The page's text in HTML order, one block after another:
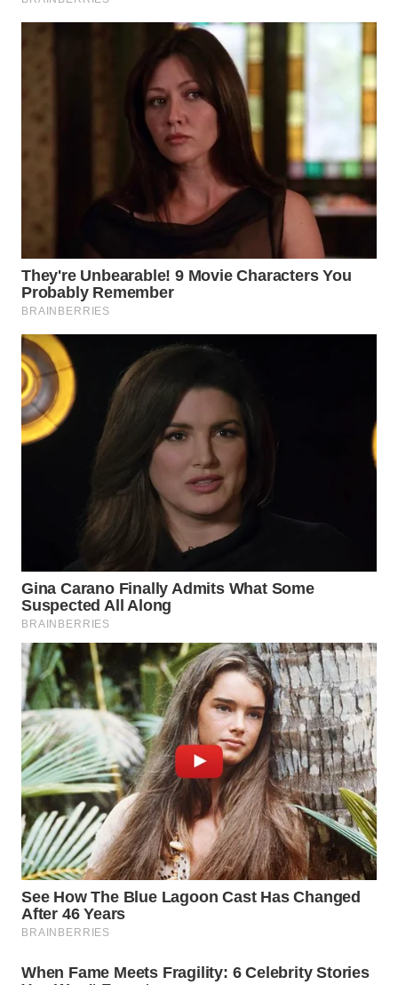
PADANG
CIANJUR
WN
KEPULAUAN
SERIBU
WN
TANGERANG
WN
INDRAMAYU
WN
KUNINGAN
WN
MAJALENGKA
WN
SUBANG
WN
SUKABUMI
WN